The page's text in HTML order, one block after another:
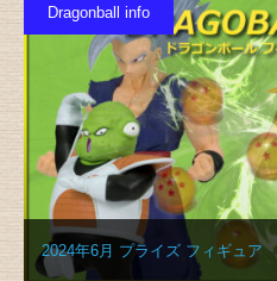
Dragonball info
2024年6月 プライズ フィギュア